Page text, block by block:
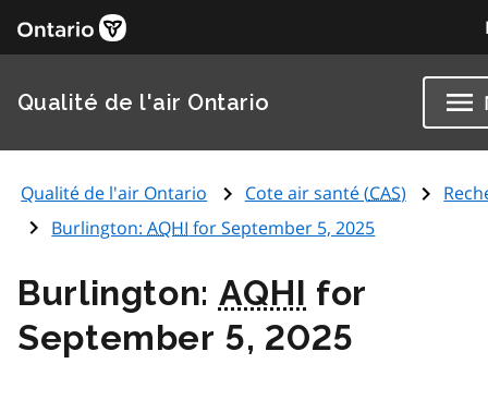
Qualité de l'air Ontario
Qualité de l'air Ontario Cote air santé (CAS)
Burlington:AQHI for September 5, 2025
Burlington: AQHI for
September 5, 2025